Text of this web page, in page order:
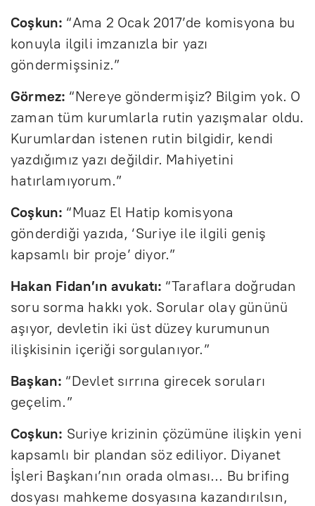
Coşkun: “Ama 2 Ocak 2017’de komisyona bu
konuyla ilgili imzanızla bir yazı
göndermişsiniz.”
Görmez: “Nereye göndermişiz? Bilgim yok. O
zaman tüm kurumlarla rutin yazışmalar oldu.
Kurumlardan istenen rutin bilgidir, kendi
yazdığımız yazı değildir. Mahiyetini
hatırlamıyorum.”
Coşkun: “Muaz El Hatip komisyona
gönderdiği yazıda, ‘Suriye ile ilgili geniş
kapsamlı bir proje’ diyor.”
Hakan Fidan’ın avukatı: “Taraflara doğrudan
soru sorma hakkı yok. Sorular olay gününü
aşıyor, devletin iki üst düzey kurumunun
ilişkisinin içeriği sorgulanıyor.”
Başkan: “Devlet sırrına girecek soruları
geçelim.”
Coşkun: Suriye krizinin çözümüne ilişkin yeni
kapsamlı bir plandan söz ediliyor. Diyanet
İşleri Başkanı’nın orada olması… Bu brifing
dosyası mahkeme dosyasına kazandırılsın,